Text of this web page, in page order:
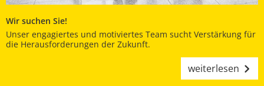
Wir suchen Sie!
Unser engagiertes und motiviertes Team sucht Verstärkung für
die Herausforderungen der Zukunft.
weiterlesen